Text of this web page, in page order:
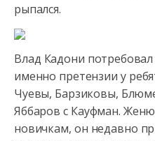
рыпался.
Влад Кадони
именно претензии у
Чуевы, Барзиковы,
Яббаров с Кауфман.
новичкам, он недавно